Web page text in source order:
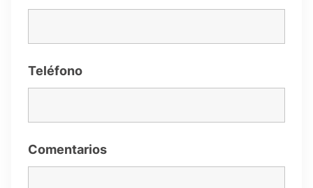
Teléfono
Comentarios